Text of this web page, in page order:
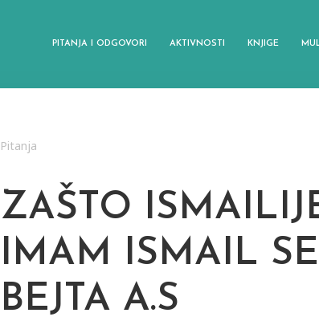
PITANJA I ODGOVORI AKTIVNOSTI KNJIGE
Pitanja
ZAŠTO
IMAM ISMAIL
BEJTA A.S